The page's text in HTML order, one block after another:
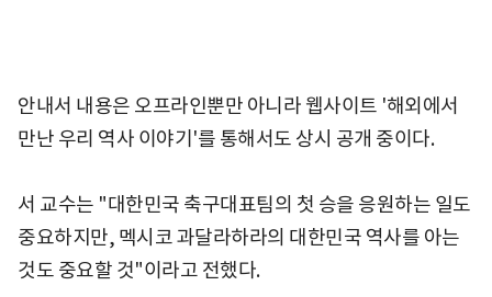
안내서 내용은 오프라인뿐만 아니라 웹사이트 '해외에서
만난 우리 역사 이야기'를 통해서도 상시 공개 중이다.
서 교수는 "대한민국 축구대표팀의 첫 승을 응원하는 일도
중요하지만, 멕시코 과달라하라의 대한민국 역사를 아는
것도 중요할 것"이라고 전했다.